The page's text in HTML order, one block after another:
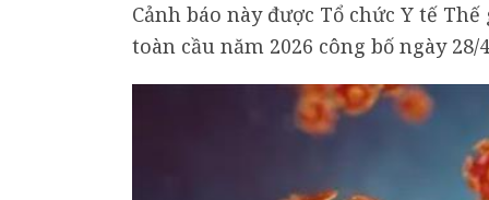
Cảnh báo này được Tổ chức Y tế
toàn cầu năm 2026 công bố ngày 28/